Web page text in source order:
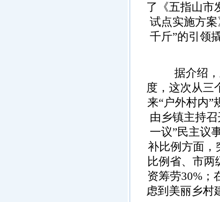
了《五指山市
试点实施方
千斤”的引领
据介绍，
度，这次从三
来“户外村内”
由乡镇主持
一议”民主议
补比例方面，
比例省、市两
资筹劳30%；
虑到美丽乡村